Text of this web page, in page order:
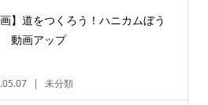
画】道をつくろう！ハニカムぼう
動画アップ
未分類